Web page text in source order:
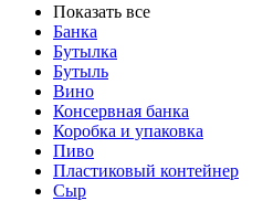
Показать все
Банка
Бутылка
Бутыль
Вино
Консервная банка
Коробка и упаковка
Пиво
Пластиковый контейнер
Сыр